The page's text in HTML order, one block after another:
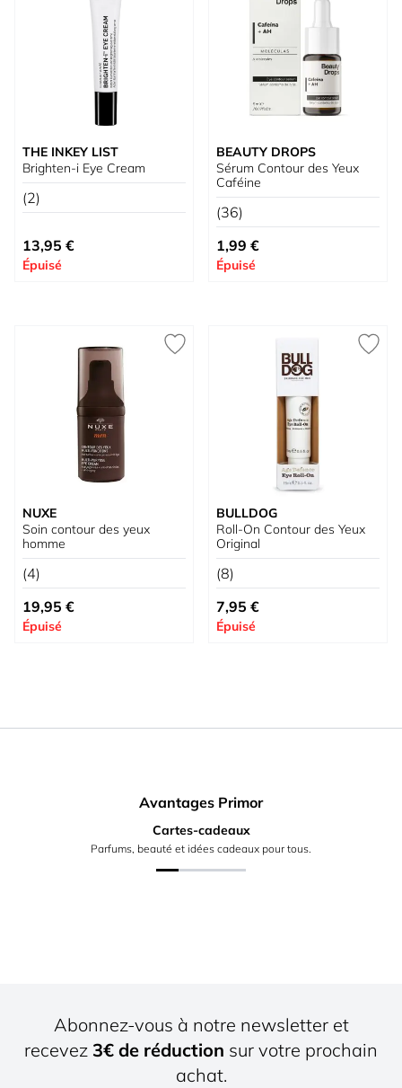
THE INKEY LIST
Brighten-i Eye Cream
(2)
13,95 €
Épuisé
BEAUTY DROPS
Sérum Contour des Yeux
Caféine
(36)
1,99 €
Épuisé
NUXE
Soin contour des yeux
homme
(4)
19,95 €
Épuisé
BULLDOG
Roll-On Contour des Yeux
Original
(8)
7,95 €
Épuisé
Avantages Primor
Cartes-cadeaux
Parfums, beauté et idées cadeaux pour tous.
Abonnez-vous à notre newsletter et
recevez 3€ de réduction sur votre prochain
achat.